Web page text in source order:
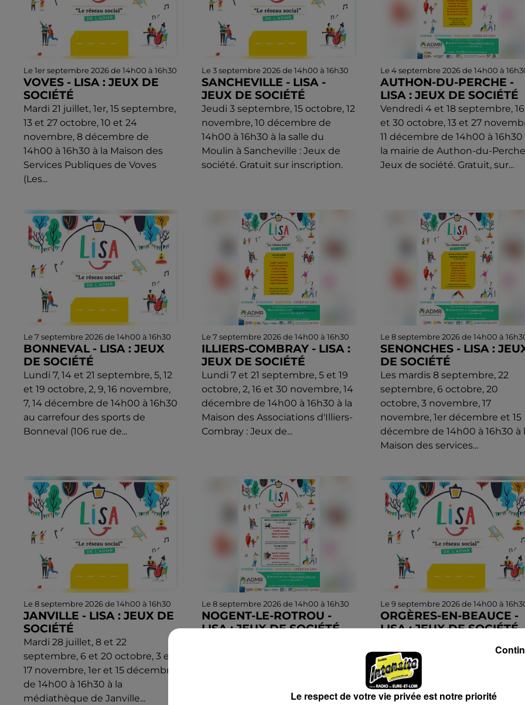
Le 1er septembre 2026 de 14h00 à 16h30
VOVES - LISA : JEUX DE
SOCIÉTÉ
Mardi 21 juillet, 1er, 15 septembre,
13 et 27 octobre, 10 et 24
novembre, 8 décembre de
14h00 à 16h30 à la Maison des
Services Publiques de Voves
(Les...
Le 3 septembre 2026 de 14h00 à 16h30
SANCHEVILLE - LISA -
JEUX DE SOCIÉTÉ
Jeudi 3 septembre, 15 octobre, 12
novembre, 10 décembre de
14h00 à 16h30 à la salle du
Moulin à Sancheville : Jeux de
société. Gratuit sur inscription.
Le 4 septembre 2026 de 14h00 à
AUTHON-DU-PERCHE -
LISA : JEUX DE SOCIÉTÉ
Vendredi 4 et 18 septembre, 16
et 30 octobre, 13 et 27
11 décembre de 14h00 à 16h30
la mairie de Authon-du-
Jeux de société. Gratuit, sur...
Le 7 septembre 2026 de 14h00 à 16h30
BONNEVAL - LISA : JEUX
DE SOCIÉTÉ
Lundi 7, 14 et 21 septembre, 5, 12
et 19 octobre, 2, 9, 16 novembre,
7, 14 décembre de 14h00 à 16h30
au carrefour des sports de
Bonneval (106 rue de...
Le 7 septembre 2026 de 14h00 à 16h30
ILLIERS-COMBRAY - LISA :
JEUX DE SOCIÉTÉ
Lundi 7 et 21 septembre, 5 et 19
octobre, 2, 16 et 30 novembre, 14
décembre de 14h00 à 16h30 à la
Maison des Associations d'Illiers-
Combray : Jeux de...
Le 8 septembre 2026 de 14h00 à
SENONCHES - LISA :
DE SOCIÉTÉ
Les mardis 8 septembre, 22
septembre, 6 octobre, 20
octobre, 3 novembre, 17
novembre, 1er décembre et 15
décembre de 14h00 à 16h30 à
Maison des services...
Le 8 septembre 2026 de 14h00 à 16h30
JANVILLE - LISA : JEUX DE
SOCIÉTÉ
Mardi 28 juillet, 8 et 22
septembre, 6 et 20 octobre, 3 et
17 novembre, 1er et 15 décembre
de 14h00 à 16h30 à la
médiathèque de Janville...
Le 8 septembre 2026 de 14h00 à 16h30
NOGENT-LE-ROTROU -
LISA : JEUX DE SOCIÉTÉ
rue de la Herse) : Jeux de...
Le 9 septembre 2026 de 14h00 à
ORGÈRES-EN-BEAUCE -
LISA : JEUX DE SOCIÉTÉ
septembre, 7 et 21 octobre, 4
18 novembre, 2 et 16 décembre
de 14h00 à 16h30 à la Maison
services ADMR de...
Le respect de votre vie privée est notre priorité